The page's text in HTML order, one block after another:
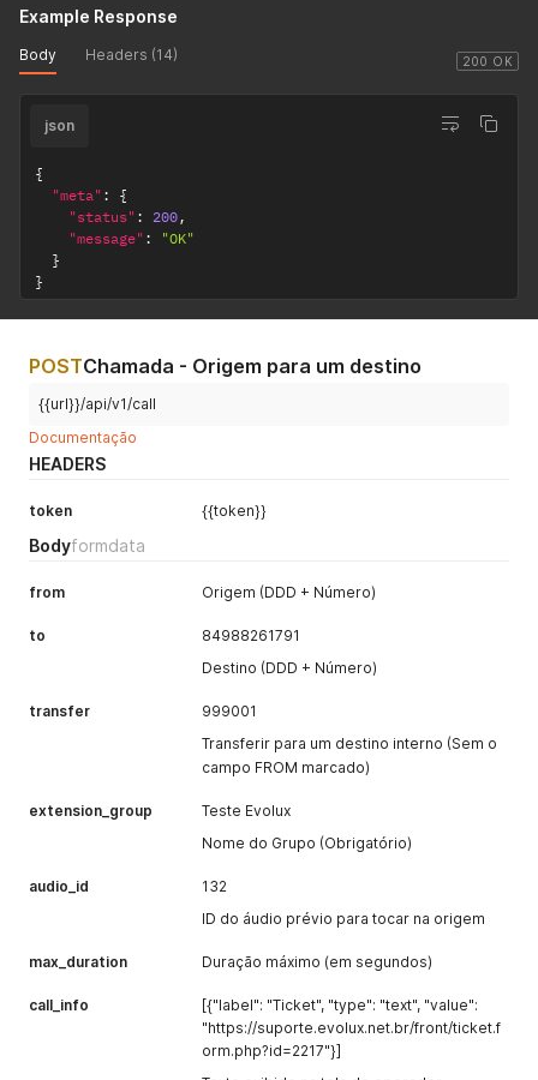
200 OK
Example Response
Body Headers (14)
json
{
"meta" :
{
"status" : 200 ,
"message" :
"OK"
}
}
POSTChamada - Origem para um destino
{{url}}/api/v1/call
Documentação
HEADERS
token {{token}}
Bodyformdata
from Origem (DDD + Número)
to
84988261791
Destino (DDD + Número)
transfer
999001
Transferir para um destino interno (Sem o
campo FROM marcado)
extension_group
Teste Evolux
Nome do Grupo (Obrigatório)
audio_id
132
ID do áudio prévio para tocar na origem
max_duration Duração máximo (em segundos)
call_info
[{"label": "Ticket", "type": "text", "value":
"https://suporte.evolux.net.br/front/ticket.f
orm.php?id=2217"}]